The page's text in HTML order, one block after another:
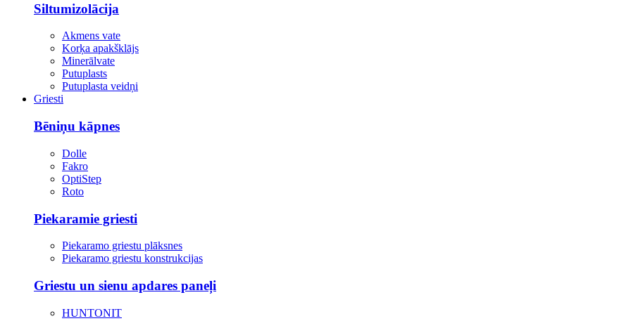
Siltumizolācija
Akmens vate
Korķa apakšklājs
Minerālvate
Putuplasts
Putuplasta veidņi
Griesti
Bēniņu kāpnes
Dolle
Fakro
OptiStep
Roto
Piekaramie griesti
Piekaramo griestu plāksnes
Piekaramo griestu konstrukcijas
Griestu un sienu apdares paneļi
HUNTONIT